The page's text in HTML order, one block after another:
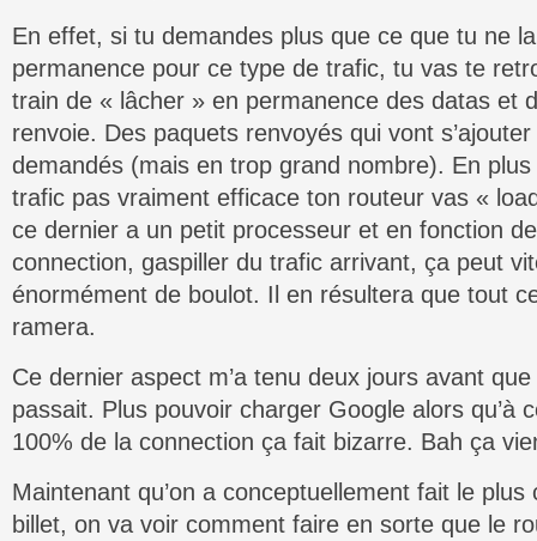
En effet, si tu demandes plus que ce que tu ne
permanence pour ce type de trafic, tu vas te
train de « lâcher » en permanence des datas et
renvoie. Des paquets renvoyés qui vont
demandés (mais en trop grand nombre). En
trafic pas vraiment efficace ton routeur vas «
ce dernier a un petit processeur et en fonction
connection, gaspiller du trafic arrivant, ça peut
énormément de boulot. Il en résultera que tout
ramera.
Ce dernier aspect m’a tenu deux jours avant
passait. Plus pouvoir charger Google alors qu’à
100% de la connection ça fait bizarre. Bah ça
Maintenant qu’on a conceptuellement fait le
billet, on va voir comment faire en sorte que le